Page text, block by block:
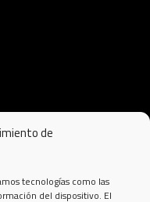
de
tecnologías como las
del dispositivo. El